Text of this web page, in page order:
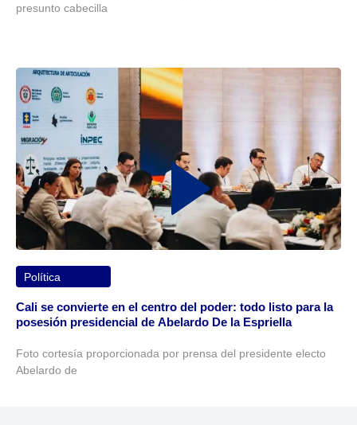
presunto cabecilla
Política
Cali se convierte en el centro del poder: todo listo para la
posesión presidencial de Abelardo De la Espriella
Foto cortesía proporcionada por prensa del presidente electo
Abelardo de